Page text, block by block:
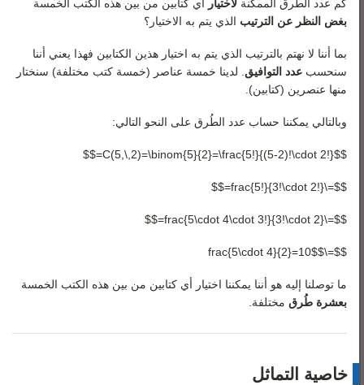
كم عدد الطُرق الممكنة لاختيار أي كتابين من بين هذه الكتب الخمسة
بغض النظر عن الترتيب الذي يتم به الاختيار؟
بما أننا لا نهتم بالترتيب الذي يتم به اختيار هذين الكتابين فهذا يعني أننا
سنحسب عدد التوافيق. لدينا خمسة عناصر (خمسة كتب مختلفة) سنختار
منها عنصرين (كتابين).
وبالتالي يمكننا حساب عدد الطُرق على النحو التالي:
$$C(5,\,2)=\binom{5}{2}=\frac{5!}{(5-2)!\cdot 2!}=$$
$$=\frac{5!}{3!\cdot 2!}=$$
$$=\frac{5\cdot 4\cdot 3!}{3!\cdot 2}=$$
$$=\frac{5\cdot 4}{2}=10$$
ما توصلنا إليه هو أننا يمكننا اختيار أي كتابين من بين هذه الكتب الخمسة
بعشرة طُرق مختلفة.
خاصية التماثل